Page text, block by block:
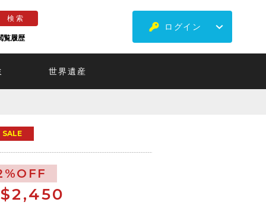
覧履歴
ログイン
世界遺産
SALE
2,450